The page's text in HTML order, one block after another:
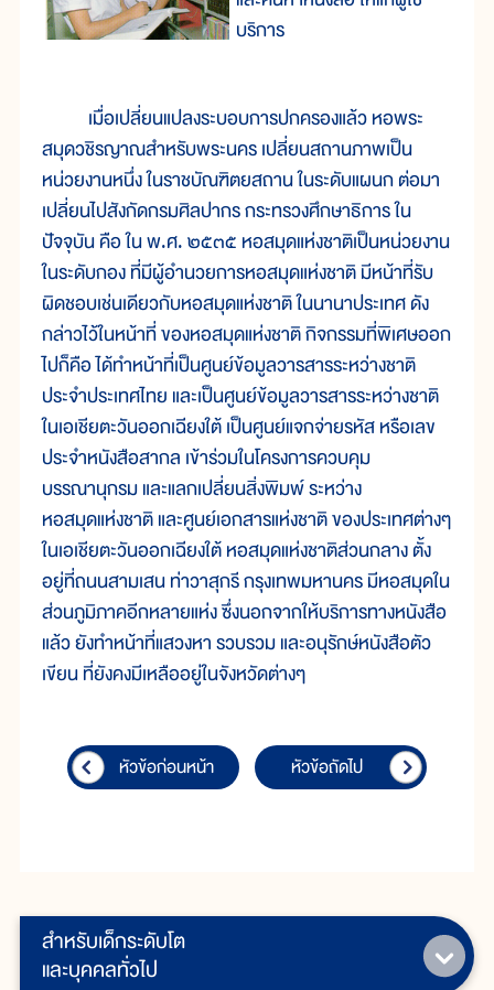
สำหรับเด็กระดับโต
และบุคคลทั่วไป
บริการ
เมื่อเปลี่ยนแปลงระบอบการปกครองแล้ว หอพระ
สมุดวชิรญาณสำหรับพระนคร เปลี่ยนสถานภาพเป็น
หน่วยงานหนึ่ง ในราชบัณฑิตยสถาน ในระดับแผนก ต่อมา
เปลี่ยนไปสังกัดกรมศิลปากร กระทรวงศึกษาธิการ ใน
ปัจจุบัน คือ ใน พ.ศ. ๒๕๓๕ หอสมุดแห่งชาติเป็นหน่วยงาน
ในระดับกอง ที่มีผู้อำนวยการหอสมุดแห่งชาติ มีหน้าที่รับ
ผิดชอบเช่นเดียวกับหอสมุดแห่งชาติ ในนานาประเทศ ดัง
กล่าวไว้ในหน้าที่ ของหอสมุดแห่งชาติ กิจกรรมที่พิเศษออก
ไปก็คือ ได้ทำหน้าที่เป็นศูนย์ข้อมูลวารสารระหว่างชาติ
ประจำประเทศไทย และเป็นศูนย์ข้อมูลวารสารระหว่างชาติ
ในเอเชียตะวันออกเฉียงใต้ เป็นศูนย์แจกจ่ายรหัส หรือเลข
ประจำหนังสือสากล เข้าร่วมในโครงการควบคุม
บรรณานุกรม และแลกเปลี่ยนสิ่งพิมพ์ ระหว่าง
หอสมุดแห่งชาติ และศูนย์เอกสารแห่งชาติ ของประเทศต่างๆ
ในเอเชียตะวันออกเฉียงใต้ หอสมุดแห่งชาติส่วนกลาง ตั้ง
อยู่ที่ถนนสามเสน ท่าวาสุกรี กรุงเทพมหานคร มีหอสมุดใน
ส่วนภูมิภาคอีกหลายแห่ง ซึ่งนอกจากให้บริการทางหนังสือ
แล้ว ยังทำหน้าที่แสวงหา รวบรวม และอนุรักษ์หนังสือตัว
เขียน ที่ยังคงมีเหลืออยู่ในจังหวัดต่างๆ
หัวข้อก่อนหน้า หัวข้อถัดไป